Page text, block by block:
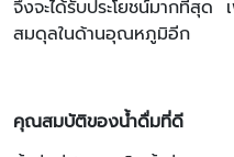
จึงจะได้รับประโยชน์มากที่สุด
สมดุลในด้านอุณหภูมิอีก
คุณสมบัติของน้ำดื่มที่ดี